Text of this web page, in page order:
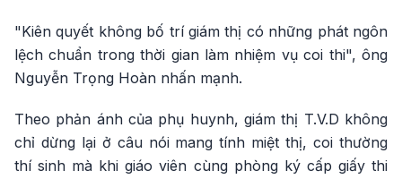
"Kiên quyết không bố trí giám thị có những phát ngôn
lệch chuẩn trong thời gian làm nhiệm vụ coi thi", ông
Nguyễn Trọng Hoàn nhấn mạnh.
Theo phản ánh của phụ huynh, giám thị T.V.D không
chỉ dừng lại ở câu nói mang tính miệt thị, coi thường
thí sinh mà khi giáo viên cùng phòng ký cấp giấy thi